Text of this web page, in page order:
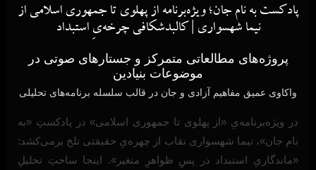
پادکست به نام جان؛ ویژه‌برنامه از پهلوی تا جمهوری اسلامی از
نیما شهسواری | کالبدشکافی چرخه‌یِ استبداد
پروژه‌های مطالعاتی متمرکز و جستارهای صوتی در
موضوعات بنیادین
واکاوی عمیق مفاهیم آزادی و جان در قالب سلسله برنامه‌های تحلیلی
در ویژه‌برنامه‌یِ «از پهلوی تا جمهوری اسلامی» در پادکستِ «به
نام جان»، نیما شهسواری نقاب از چهره‌یِ حقیقتی تلخ برمی‌کشد:
«ماندگاریِ استبداد در پسِ ظواهرِ متغیر». اینجا ساحتِ تحلیلِ